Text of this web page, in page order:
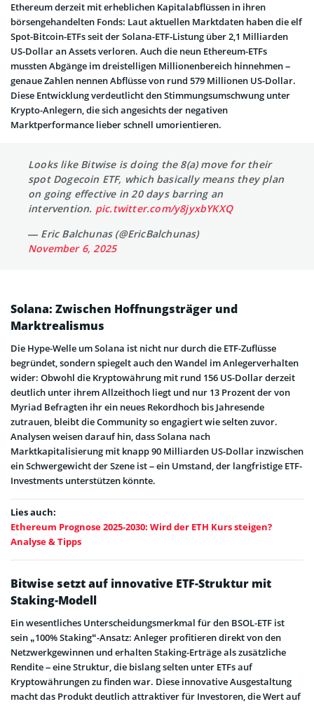
Ethereum derzeit mit erheblichen Kapitalabflüssen in ihren
börsengehandelten Fonds: Laut aktuellen Marktdaten haben die elf
Spot-Bitcoin-ETFs seit der Solana-ETF-Listung über 2,1 Milliarden
US-Dollar an Assets verloren. Auch die neun Ethereum-ETFs
mussten Abgänge im dreistelligen Millionenbereich hinnehmen –
genaue Zahlen nennen Abflüsse von rund 579 Millionen US-Dollar.
Diese Entwicklung verdeutlicht den Stimmungsumschwung unter
Krypto-Anlegern, die sich angesichts der negativen
Marktperformance lieber schnell umorientieren.
Looks like Bitwise is doing the 8(a) move for their
spot Dogecoin ETF, which basically means they plan
on going effective in 20 days barring an
intervention. pic.twitter.com/y8jyxbYKXQ
— Eric Balchunas (@EricBalchunas)
November 6, 2025
Solana: Zwischen Hoffnungsträger und
Marktrealismus
Die Hype-Welle um Solana ist nicht nur durch die ETF-Zuflüsse
begründet, sondern spiegelt auch den Wandel im Anlegerverhalten
wider: Obwohl die Kryptowährung mit rund 156 US-Dollar derzeit
deutlich unter ihrem Allzeithoch liegt und nur 13 Prozent der von
Myriad Befragten ihr ein neues Rekordhoch bis Jahresende
zutrauen, bleibt die Community so engagiert wie selten zuvor.
Analysen weisen darauf hin, dass Solana nach
Marktkapitalisierung mit knapp 90 Milliarden US-Dollar inzwischen
ein Schwergewicht der Szene ist – ein Umstand, der langfristige ETF-
Investments unterstützen könnte.
Lies auch:
Ethereum Prognose 2025-2030: Wird der ETH Kurs steigen?
Analyse & Tipps
Bitwise setzt auf innovative ETF-Struktur mit
Staking-Modell
Ein wesentliches Unterscheidungsmerkmal für den BSOL-ETF ist
sein „100% Staking“-Ansatz: Anleger profitieren direkt von den
Netzwerkgewinnen und erhalten Staking-Erträge als zusätzliche
Rendite – eine Struktur, die bislang selten unter ETFs auf
Kryptowährungen zu finden war. Diese innovative Ausgestaltung
macht das Produkt deutlich attraktiver für Investoren, die Wert auf